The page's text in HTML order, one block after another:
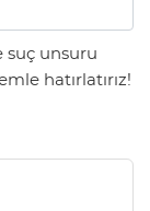
suç unsuru
hatırlatırız!